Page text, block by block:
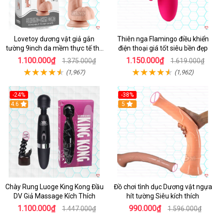
Lovetoy dương vật giả gắn
tường 9inch da mềm thực tế thú
vị
1.100.000₫ 1.375.000₫
(1,967)
Thiên nga Flamingo điều khiển
điện thoại giá tốt siêu bền đẹp
1.150.000₫ 1.619.000₫
(1,962)
-24%
4.6
Chày Rung Luoge King Kong Đầu
DV Giả Massage Kích Thích
1.100.000₫ 1.447.000₫
-38%
Hot
5
Đồ chơi tình dục Dương vật ngựa
hít tường Siêu kích thích
990.000₫ 1.596.000₫